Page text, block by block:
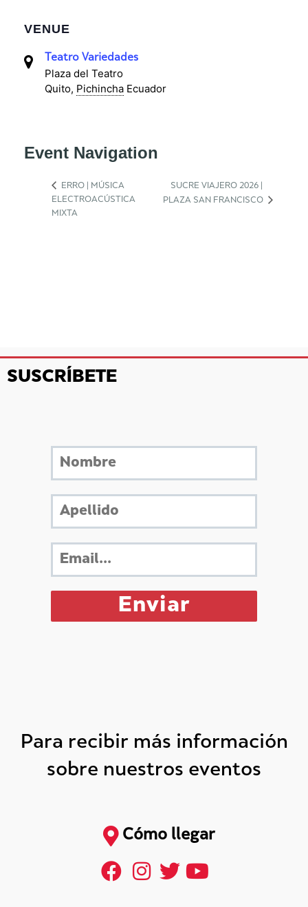
VENUE
Teatro Variedades
Plaza del Teatro
Quito, Pichincha Ecuador
Event Navigation
ERRO | MÚSICA
ELECTROACÚSTICA
MIXTA
SUCRE VIAJERO 2026 |
PLAZA SAN FRANCISCO
SUSCRÍBETE
Para recibir más información
sobre nuestros eventos
Cómo llegar